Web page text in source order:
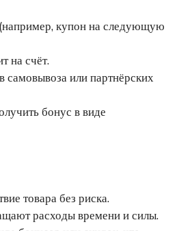
купон на следующую
на счёт.
самовывоза или партнёрских
бонус в виде
товара без риска.
расходы времени и силы.